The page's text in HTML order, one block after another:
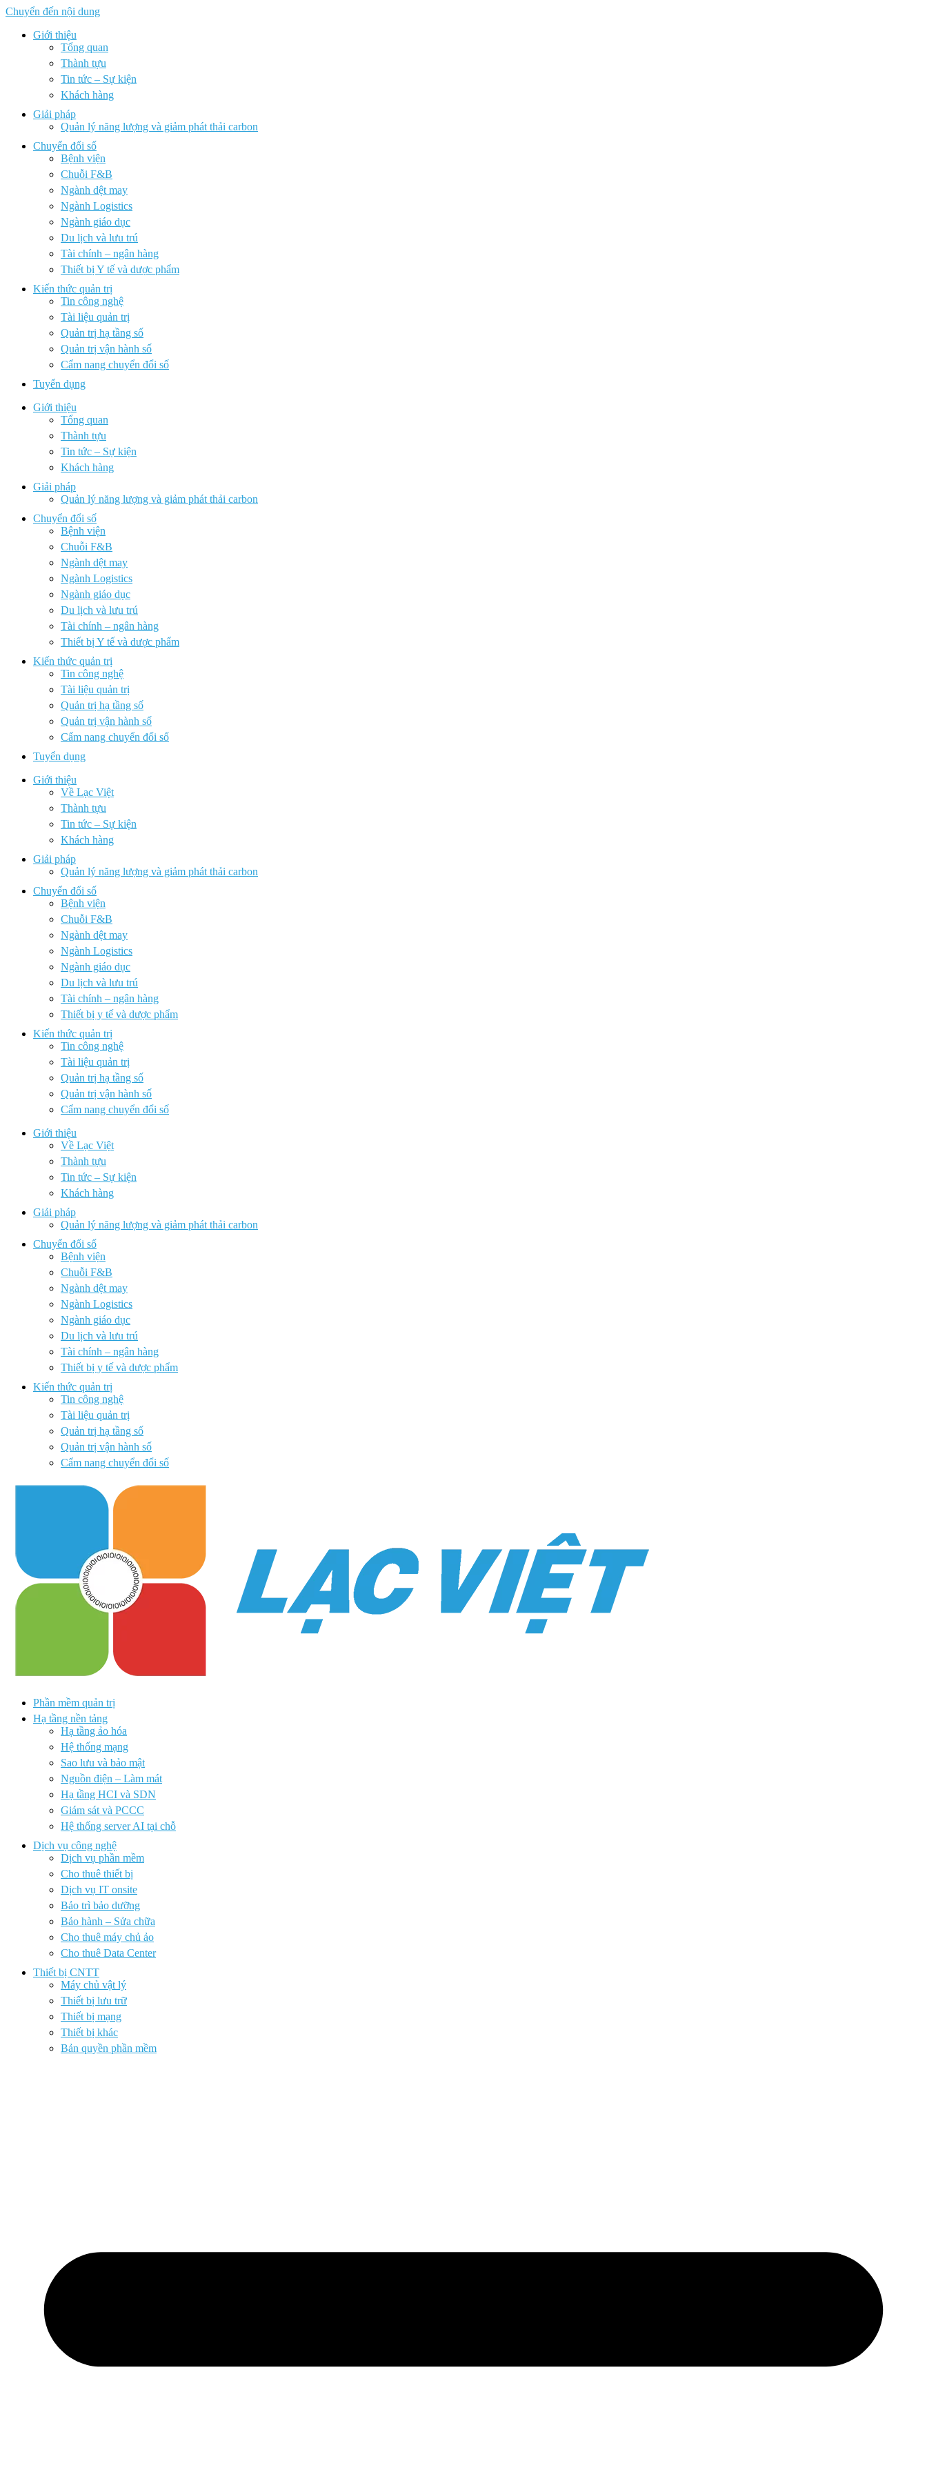
Chuyển đến nội dung
Giới thiệu
Tổng quan
Thành tựu
Tin tức – Sự kiện
Khách hàng
Giải pháp
Quản lý năng lượng và giảm phát thải carbon
Chuyển đổi số
Bệnh viện
Chuỗi F&B
Ngành dệt may
Ngành Logistics
Ngành giáo dục
Du lịch và lưu trú
Tài chính – ngân hàng
Thiết bị Y tế và dược phẩm
Kiến thức quản trị
Tin công nghệ
Tài liệu quản trị
Quản trị hạ tầng số
Quản trị vận hành số
Cẩm nang chuyển đổi số
Tuyển dụng
Giới thiệu
Tổng quan
Thành tựu
Tin tức – Sự kiện
Khách hàng
Giải pháp
Quản lý năng lượng và giảm phát thải carbon
Chuyển đổi số
Bệnh viện
Chuỗi F&B
Ngành dệt may
Ngành Logistics
Ngành giáo dục
Du lịch và lưu trú
Tài chính – ngân hàng
Thiết bị Y tế và dược phẩm
Kiến thức quản trị
Tin công nghệ
Tài liệu quản trị
Quản trị hạ tầng số
Quản trị vận hành số
Cẩm nang chuyển đổi số
Tuyển dụng
Giới thiệu
Về Lạc Việt
Thành tựu
Tin tức – Sự kiện
Khách hàng
Giải pháp
Quản lý năng lượng và giảm phát thải carbon
Chuyển đổi số
Bệnh viện
Chuỗi F&B
Ngành dệt may
Ngành Logistics
Ngành giáo dục
Du lịch và lưu trú
Tài chính – ngân hàng
Thiết bị y tế và dược phẩm
Kiến thức quản trị
Tin công nghệ
Tài liệu quản trị
Quản trị hạ tầng số
Quản trị vận hành số
Cẩm nang chuyển đổi số
Giới thiệu
Về Lạc Việt
Thành tựu
Tin tức – Sự kiện
Khách hàng
Giải pháp
Quản lý năng lượng và giảm phát thải carbon
Chuyển đổi số
Bệnh viện
Chuỗi F&B
Ngành dệt may
Ngành Logistics
Ngành giáo dục
Du lịch và lưu trú
Tài chính – ngân hàng
Thiết bị y tế và dược phẩm
Kiến thức quản trị
Tin công nghệ
Tài liệu quản trị
Quản trị hạ tầng số
Quản trị vận hành số
Cẩm nang chuyển đổi số
Phần mềm quản trị
Hạ tầng nền tảng
Hạ tầng ảo hóa
Hệ thống mạng
Sao lưu và bảo mật
Nguồn điện – Làm mát
Hạ tầng HCI và SDN
Giám sát và PCCC
Hệ thống server AI tại chỗ
Dịch vụ công nghệ
Dịch vụ phần mềm
Cho thuê thiết bị
Dịch vụ IT onsite
Bảo trì bảo dưỡng
Bảo hành – Sửa chữa
Cho thuê máy chủ ảo
Cho thuê Data Center
Thiết bị CNTT
Máy chủ vật lý
Thiết bị lưu trữ
Thiết bị mạng
Thiết bị khác
Bản quyền phần mềm